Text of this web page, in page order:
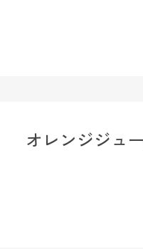
オレンジジュ